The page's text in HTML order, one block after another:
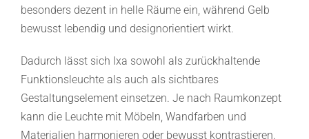
besonders dezent in helle Räume ein, während Gelb
bewusst lebendig und designorientiert wirkt.
Dadurch lässt sich Ixa sowohl als zurückhaltende
Funktionsleuchte als auch als sichtbares
Gestaltungselement einsetzen. Je nach Raumkonzept
kann die Leuchte mit Möbeln, Wandfarben und
Materialien harmonieren oder bewusst kontrastieren.